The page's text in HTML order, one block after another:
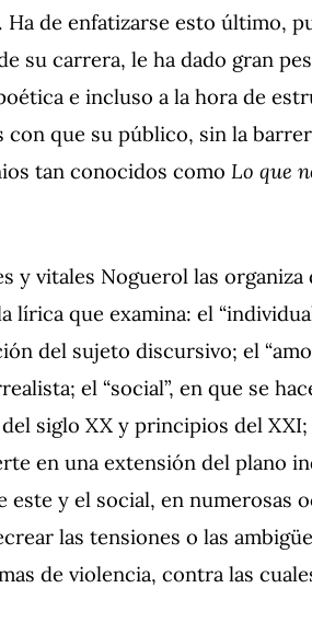
de enfatizarse esto último,
su carrera, le ha dado gran
e incluso a la hora de
que su público, sin la
tan conocidos como Lo que
y vitales Noguerol las organiza
que examina: el
del sujeto discursivo; el
el “social”, en que se
siglo XX y principios del XXI;
en una extensión del plano
y el social, en numerosas
las tensiones o las
de violencia, contra las